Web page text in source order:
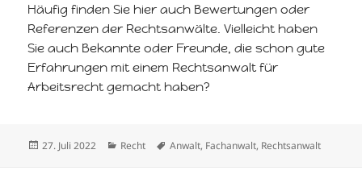
Häufig finden Sie hier auch Bewertungen oder
Referenzen der Rechtsanwälte. Vielleicht haben
Sie auch Bekannte oder Freunde, die schon gute
Erfahrungen mit einem Rechtsanwalt für
Arbeitsrecht gemacht haben?
Veröffentlicht
27. Juli 2022 Kategorien
Recht Schlagwörter
Anwalt, Fachanwalt, Rechtsanwalt